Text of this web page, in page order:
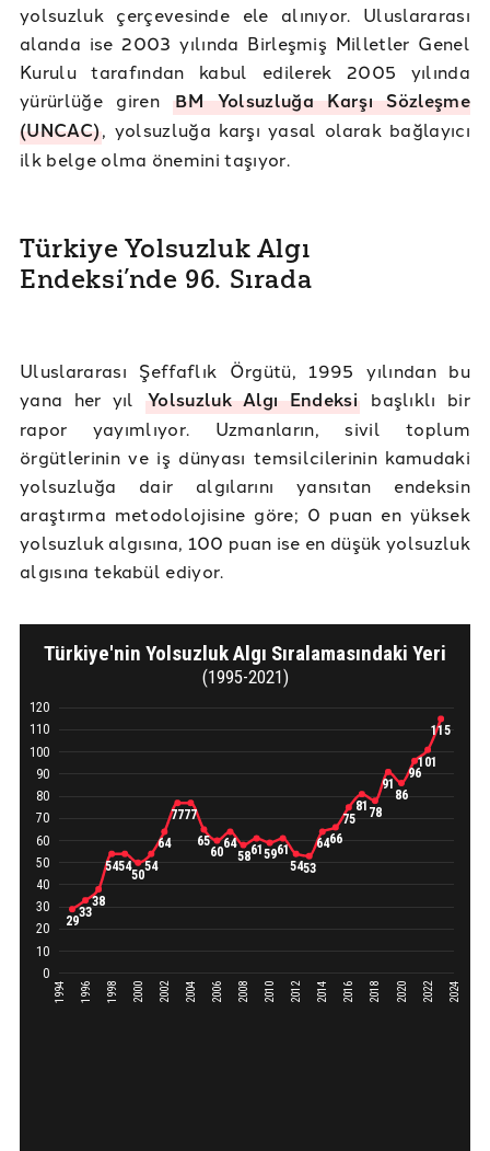
yolsuzluk çerçevesinde ele alınıyor. Uluslararası
alanda ise 2003 yılında Birleşmiş Milletler Genel
Kurulu tarafından kabul edilerek 2005 yılında
yürürlüğe girenBM Yolsuzluğa Karşı Sözleşme
(UNCAC), yolsuzluğa karşı yasal olarak bağlayıcı
ilk belge olma önemini taşıyor.
Türkiye Yolsuzluk Algı
Endeksi’nde 96. Sırada
Uluslararası Şeffaflık Örgütü, 1995 yılından bu
yana her yıl Yolsuzluk Algı Endeksibaşlıklı bir
rapor yayımlıyor. Uzmanların, sivil toplum
örgütlerinin ve iş dünyası temsilcilerinin kamudaki
yolsuzluğa dair algılarını yansıtan endeksin
araştırma metodolojisine göre; 0 puan en yüksek
yolsuzluk algısına, 100 puan ise en düşük yolsuzluk
algısına tekabül ediyor.